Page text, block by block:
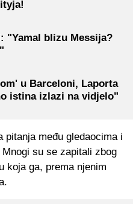
"Yamal blizu Messija?
u Barceloni, Laporta
istina izlazi na vidjelo"
među gledaocima i
su se zapitali zbog
koja ga, prema njenim